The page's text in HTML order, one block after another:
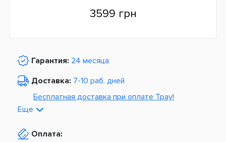
3599 грн
Гарантия: 24 месяца
Доставка: 7-10 раб. дней
Бесплатная доставка при оплате Tpay!
Из Европы от
Еще
Оплата: